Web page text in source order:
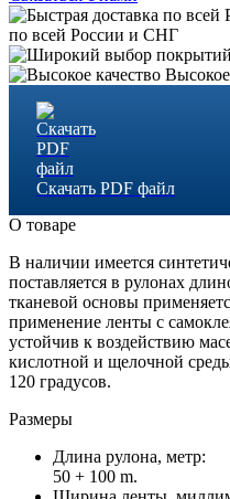
по всей России и СНГ
Высокое
Скачать PDF файл
О товаре
В наличии имеется
поставляется в рулонах
тканевой основы
применение ленты с
устойчив к воздействию
кислотной и щелочной
120 градусов.
Размеры
Длина рулона, метр:
50 + 100 m.